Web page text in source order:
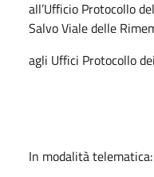
all’Ufficio Protocollo
Salvo Viale delle
agli Uffici Protocollo
In modalità telematica: